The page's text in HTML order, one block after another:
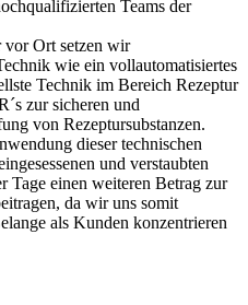
Teams der
vor Ort setzen wir
wie ein vollautomatisiertes
Technik im Bereich Rezeptur
zur sicheren und
von Rezeptursubstanzen.
dieser technischen
und verstaubten
Tage einen weiteren Betrag zur
da wir uns somit
als Kunden konzentrieren